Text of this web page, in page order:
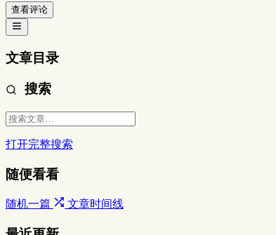
查看评论
文章目录
搜索
打开完整搜索
随便看看
随机一篇 文章时间线